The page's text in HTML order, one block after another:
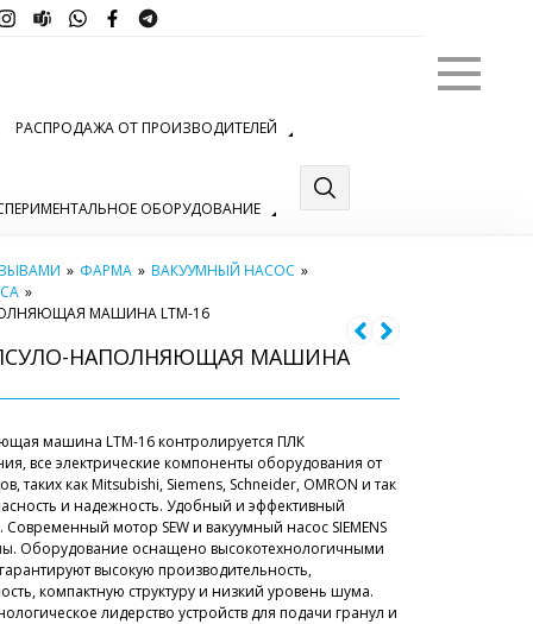
РАСПРОДАЖА ОТ ПРОИЗВОДИТЕЛЕЙ
ОБОРУДОВАНИЕ
» ФАРМА » ВАКУУМНЫЙ НАСОС »
»
МАШИНА LTM-16
НАПОЛНЯЮЩАЯ МАШИНА
машина LTM-16 контролируется ПЛК
все электрические компоненты оборудования от
таких как Mitsubishi, Siemens, Schneider, OMRON и так
и надежность. Удобный и эффективный
мотор SEW и вакуумный насос SIEMENS
Оборудование оснащено высокотехнологичными
высокую производительность,
компактную структуру и низкий уровень шума.
лидерство устройств для подачи гранул и